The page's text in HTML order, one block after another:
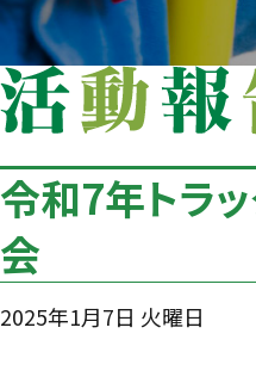
令和7年トラ
会
2025年1月7日 火曜日